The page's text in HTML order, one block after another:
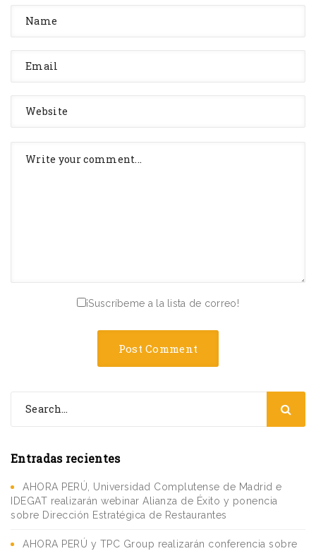
¡Suscríbeme a la lista de correo!
Entradas recientes
AHORA PERÚ, Universidad Complutense de Madrid e
IDEGAT realizarán webinar Alianza de Éxito y ponencia
sobre Dirección Estratégica de Restaurantes
AHORA PERÚ y TPC Group realizarán conferencia sobre